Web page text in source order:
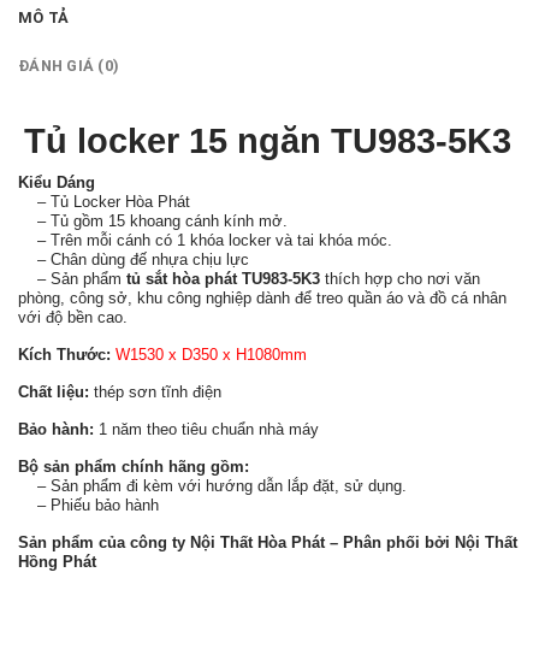
MÔ TẢ
ĐÁNH GIÁ (0)
Tủ locker 15 ngăn TU983-5K3
Kiểu Dáng
– Tủ Locker Hòa Phát
– Tủ gồm 15 khoang cánh kính mở.
– Trên mỗi cánh có 1 khóa locker và tai khóa móc.
– Chân dùng đế nhựa chịu lực
– Sản phẩm tủ sắt hòa phát TU983-5K3 thích hợp cho nơi văn
phòng, công sở, khu công nghiệp dành để treo quần áo và đồ cá nhân
với độ bền cao.
Kích Thước: W1530 x D350 x H1080mm
Chất liệu: thép sơn tĩnh điện
Bảo hành: 1 năm theo tiêu chuẩn nhà máy
Bộ sản phẩm chính hãng gồm:
– Sản phẩm đi kèm với hướng dẫn lắp đặt, sử dụng.
– Phiếu bảo hành
Sản phẩm của công ty Nội Thất Hòa Phát – Phân phối bởi Nội Thất
Hồng Phát